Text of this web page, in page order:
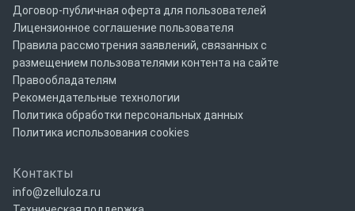
Договор-публичная оферта для пользователей
Лицензионное соглашение пользователя
Правила рассмотрения заявлений, связанных с
размещением пользователями контента на сайте
Правообладателям
Рекомендательные технологии
Политика обработки персональных данных
Политика использования cookies
Контакты
info@zelluloza.ru